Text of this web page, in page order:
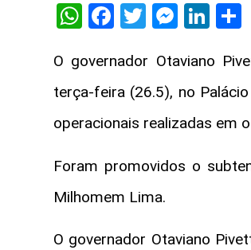
WhatsApp
Facebook
Twitter
O governador Otaviano
terça-feira (26.5), no
operacionais realizadas em
Foram promovidos o
Milhomem Lima.
O governador Otaviano